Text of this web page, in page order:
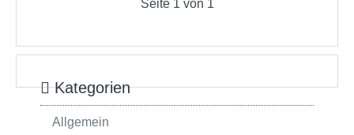
Seite 1 von 1
Kategorien
Allgemein